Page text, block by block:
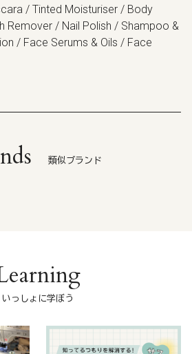
/ Tinted Moisturiser / Body
Remover / Nail Polish / Shampoo &
/ Face Serums & Oils / Face
類似ブランド
いっしょに学ぼう